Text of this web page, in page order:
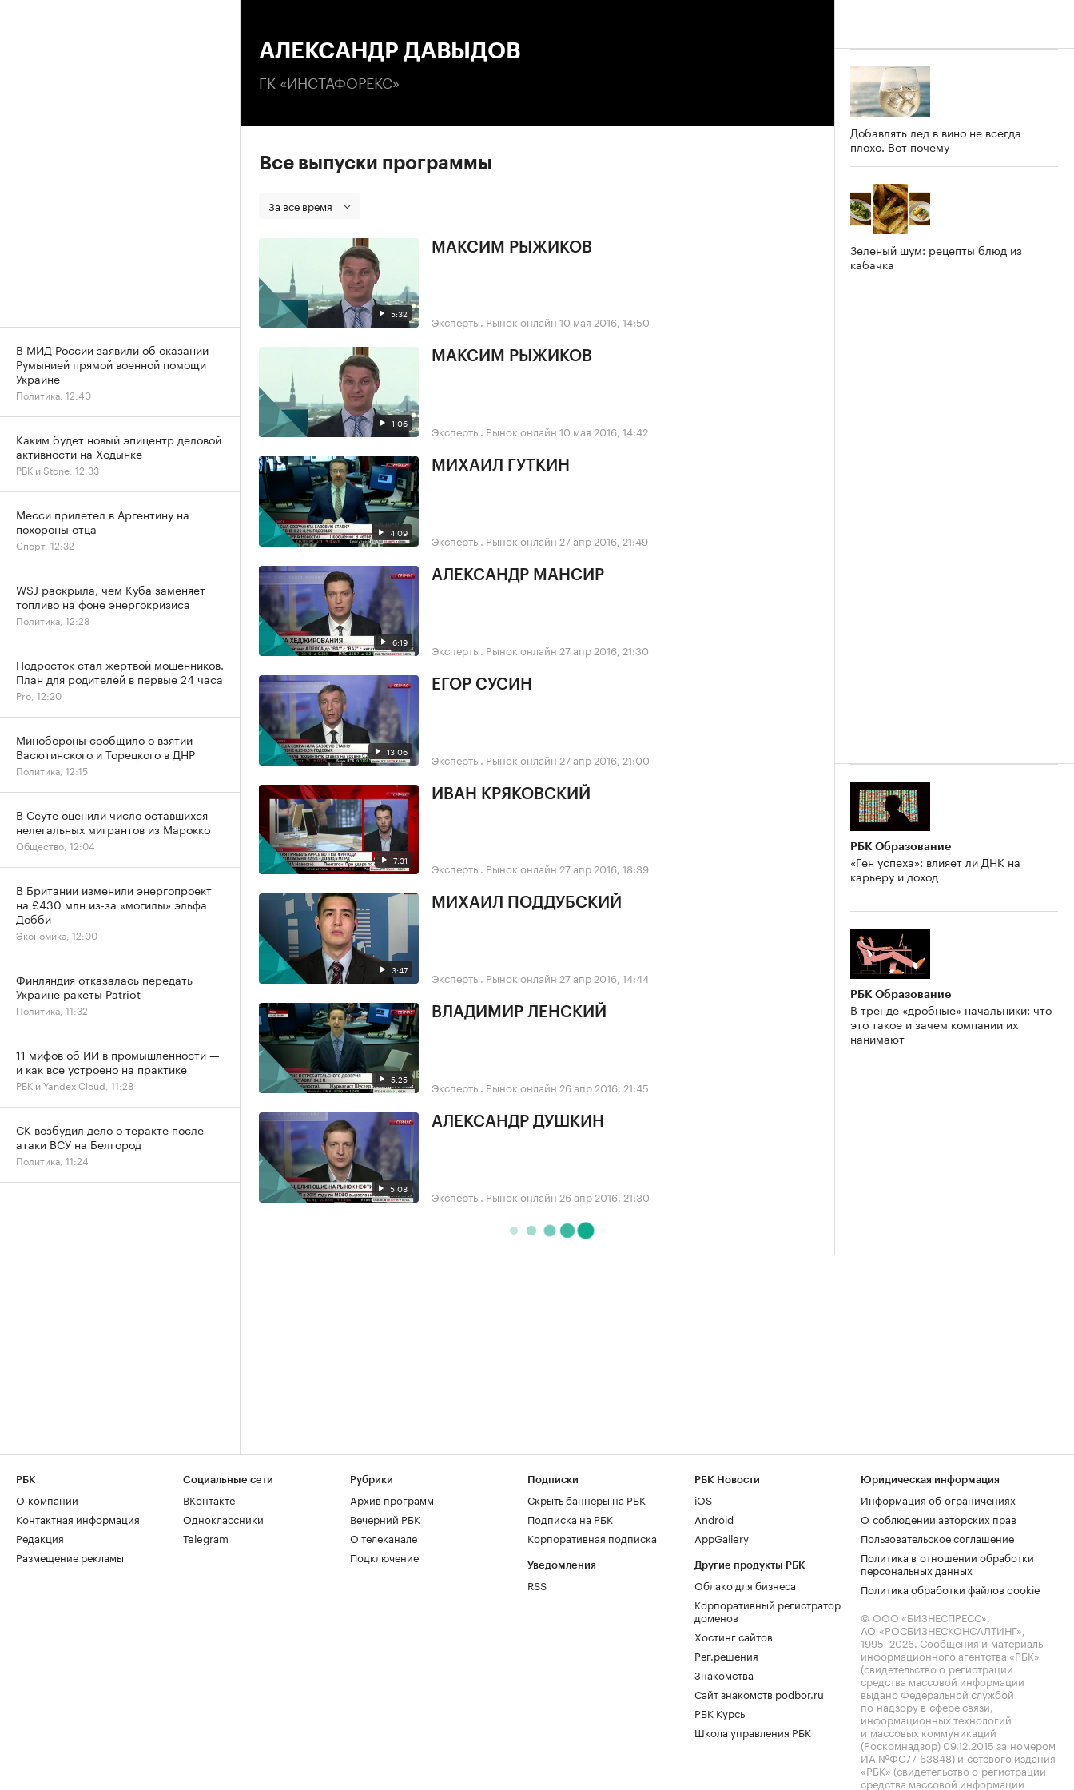
АЛЕКСАНДР ДАВЫДОВ
ГК «ИНСТАФОРЕКС»
Все выпуски программы
За все время
5:32
МАКСИМ РЫЖИКОВ
Эксперты. Рынок онлайн 10 мая 2016, 14:50
1:06
МАКСИМ РЫЖИКОВ
Эксперты. Рынок онлайн 10 мая 2016, 14:42
4:09
МИХАИЛ ГУТКИН
Эксперты. Рынок онлайн 27 апр 2016, 21:49
6:19
АЛЕКСАНДР МАНСИР
Эксперты. Рынок онлайн 27 апр 2016, 21:30
13:06
ЕГОР СУСИН
Эксперты. Рынок онлайн 27 апр 2016, 21:00
7:31
ИВАН КРЯКОВСКИЙ
Эксперты. Рынок онлайн 27 апр 2016, 18:39
3:47
МИХАИЛ ПОДДУБСКИЙ
Эксперты. Рынок онлайн 27 апр 2016, 14:44
5:25
ВЛАДИМИР ЛЕНСКИЙ
Эксперты. Рынок онлайн 26 апр 2016, 21:45
5:08
АЛЕКСАНДР ДУШКИН
Эксперты. Рынок онлайн 26 апр 2016, 21:30
Добавлять лед в вино не всегда
плохо. Вот почему
Зеленый шум: рецепты блюд из
кабачка
РБК Образование
«Ген успеха»: влияет ли ДНК на
карьеру и доход
РБК Образование
В тренде «дробные» начальники: что
это такое и зачем компании их
нанимают
В МИД России заявили об оказании
Румынией прямой военной помощи
Украине
Политика, 12:40
Каким будет новый эпицентр деловой
активности на Ходынке
РБК и Stone, 12:33
Месси прилетел в Аргентину на
похороны отца
Спорт, 12:32
WSJ раскрыла, чем Куба заменяет
топливо на фоне энергокризиса
Политика, 12:28
Подросток стал жертвой мошенников.
План для родителей в первые 24 часа
Pro, 12:20
Минобороны сообщило о взятии
Васютинского и Торецкого в ДНР
Политика, 12:15
В Сеуте оценили число оставшихся
нелегальных мигрантов из Марокко
Общество, 12:04
В Британии изменили энергопроект
на £430 млн из-за «могилы» эльфа
Добби
Экономика, 12:00
Финляндия отказалась передать
Украине ракеты Patriot
Политика, 11:32
11 мифов об ИИ в промышленности —
и как все устроено на практике
РБК и Yandex Cloud, 11:28
СК возбудил дело о теракте после
атаки ВСУ на Белгород
Политика, 11:24
РБК
О компании
Контактная информация
Редакция
Размещение рекламы
Социальные сети
ВКонтакте
Одноклассники
Telegram
Рубрики
Архив программ
Вечерний РБК
О телеканале
Подключение
Подписки
Скрыть баннеры на РБК
Подписка на РБК
Корпоративная подписка
Уведомления
RSS
РБК Новости
iOS
Android
AppGallery
Другие продукты РБК
Облако для бизнеса
Корпоративный регистратор
доменов
Хостинг сайтов
Рег.решения
Знакомства
Сайт знакомств podbor.ru
РБК Курсы
Школа управления РБК
Юридическая информация
Информация об ограничениях
О соблюдении авторских прав
Пользовательское соглашение
Политика в отношении обработки
персональных данных
Политика обработки файлов cookie
© ООО «БИЗНЕСПРЕСС»,
АО «РОСБИЗНЕСКОНСАЛТИНГ»,
1995–2026. Сообщения и материалы
информационного агентства «РБК»
(свидетельство о регистрации
средства массовой информации
выдано Федеральной службой
по надзору в сфере связи,
информационных технологий
и массовых коммуникаций
(Роскомнадзор) 09.12.2015 за номером
ИА №ФС77-63848) и сетевого издания
«РБК» (свидетельство о регистрации
средства массовой информации